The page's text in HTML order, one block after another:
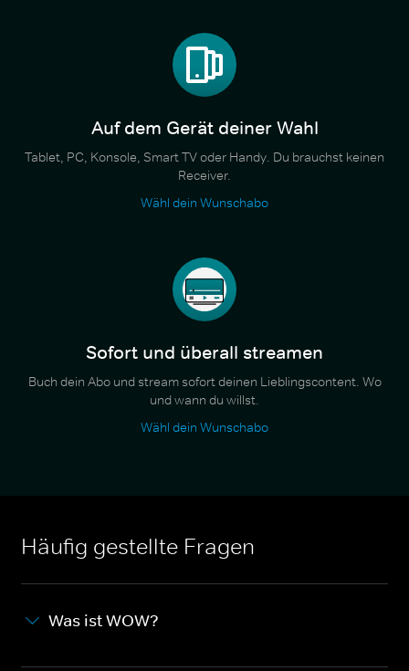
Auf dem Gerät deiner Wahl
Tablet, PC, Konsole, Smart TV oder Handy. Du brauchst keinen
Receiver.
Wähl dein Wunschabo
Sofort und überall streamen
Buch dein Abo und stream sofort deinen Lieblingscontent. Wo
und wann du willst.
Wähl dein Wunschabo
Häufig gestellte Fragen
Was ist WOW?